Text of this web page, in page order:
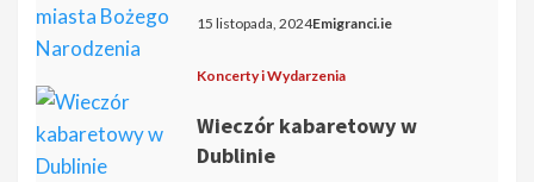
15 listopada, 2024Emigranci.ie
Koncerty i Wydarzenia
Wieczór kabaretowy w
Dublinie